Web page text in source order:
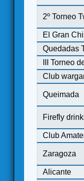
2º Torneo
El Gran
Quedadas
III Torneo
Club
Queimada
Firefly
Club
Zaragoza
Alicante